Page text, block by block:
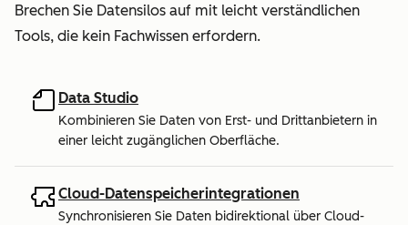
Brechen Sie Datensilos auf mit leicht verständlichen
Tools, die kein Fachwissen erfordern.
Data Studio
Kombinieren Sie Daten von Erst- und Drittanbietern in
einer leicht zugänglichen Oberfläche.
Cloud-Datenspeicherintegrationen
Synchronisieren Sie Daten bidirektional über Cloud-